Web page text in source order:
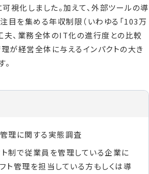
視化しました。加えて、外部ツールの導
目を集める年収制限（いわゆる「103万
夫、業務全体のIT化の進行度との比較
理が経営全体に与えるインパクトの大き
理に関する実態調査
制で従業員を管理している企業に
ト管理を担当している方もしくは導